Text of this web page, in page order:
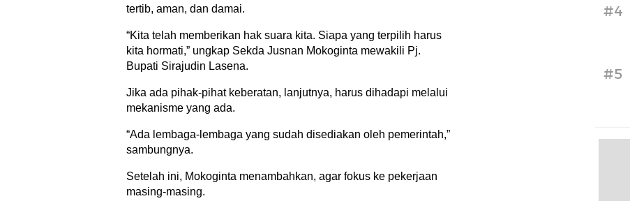
tertib, aman, dan damai.
“Kita telah memberikan hak suara kita. Siapa yang terpilih harus
kita hormati,” ungkap Sekda Jusnan Mokoginta mewakili Pj.
Bupati Sirajudin Lasena.
Jika ada pihak-pihat keberatan, lanjutnya, harus dihadapi melalui
mekanisme yang ada.
“Ada lembaga-lembaga yang sudah disediakan oleh pemerintah,”
sambungnya.
Setelah ini, Mokoginta menambahkan, agar fokus ke pekerjaan
masing-masing.
#4
#5